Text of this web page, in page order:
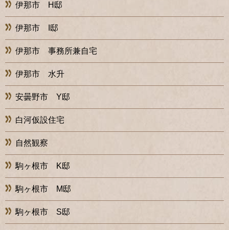
伊那市 H邸
伊那市 I邸
伊那市 事務所兼自宅
伊那市 水升
安曇野市 Y邸
白河仮設住宅
自然観察
駒ヶ根市 K邸
駒ヶ根市 M邸
駒ヶ根市 S邸